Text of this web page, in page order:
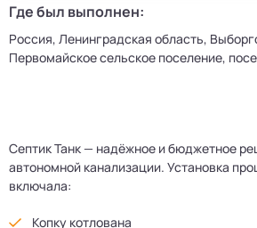
Где был выполнен:
Россия, Ленинградская область,
Первомайское сельское поселение,
Септик Танк — надёжное и бюджетное
автономной канализации. Установка
включала:
Копку котлована